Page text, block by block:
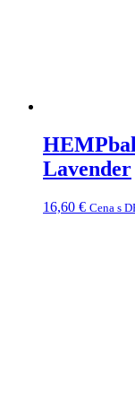
Lavender
16,60 € Cena s